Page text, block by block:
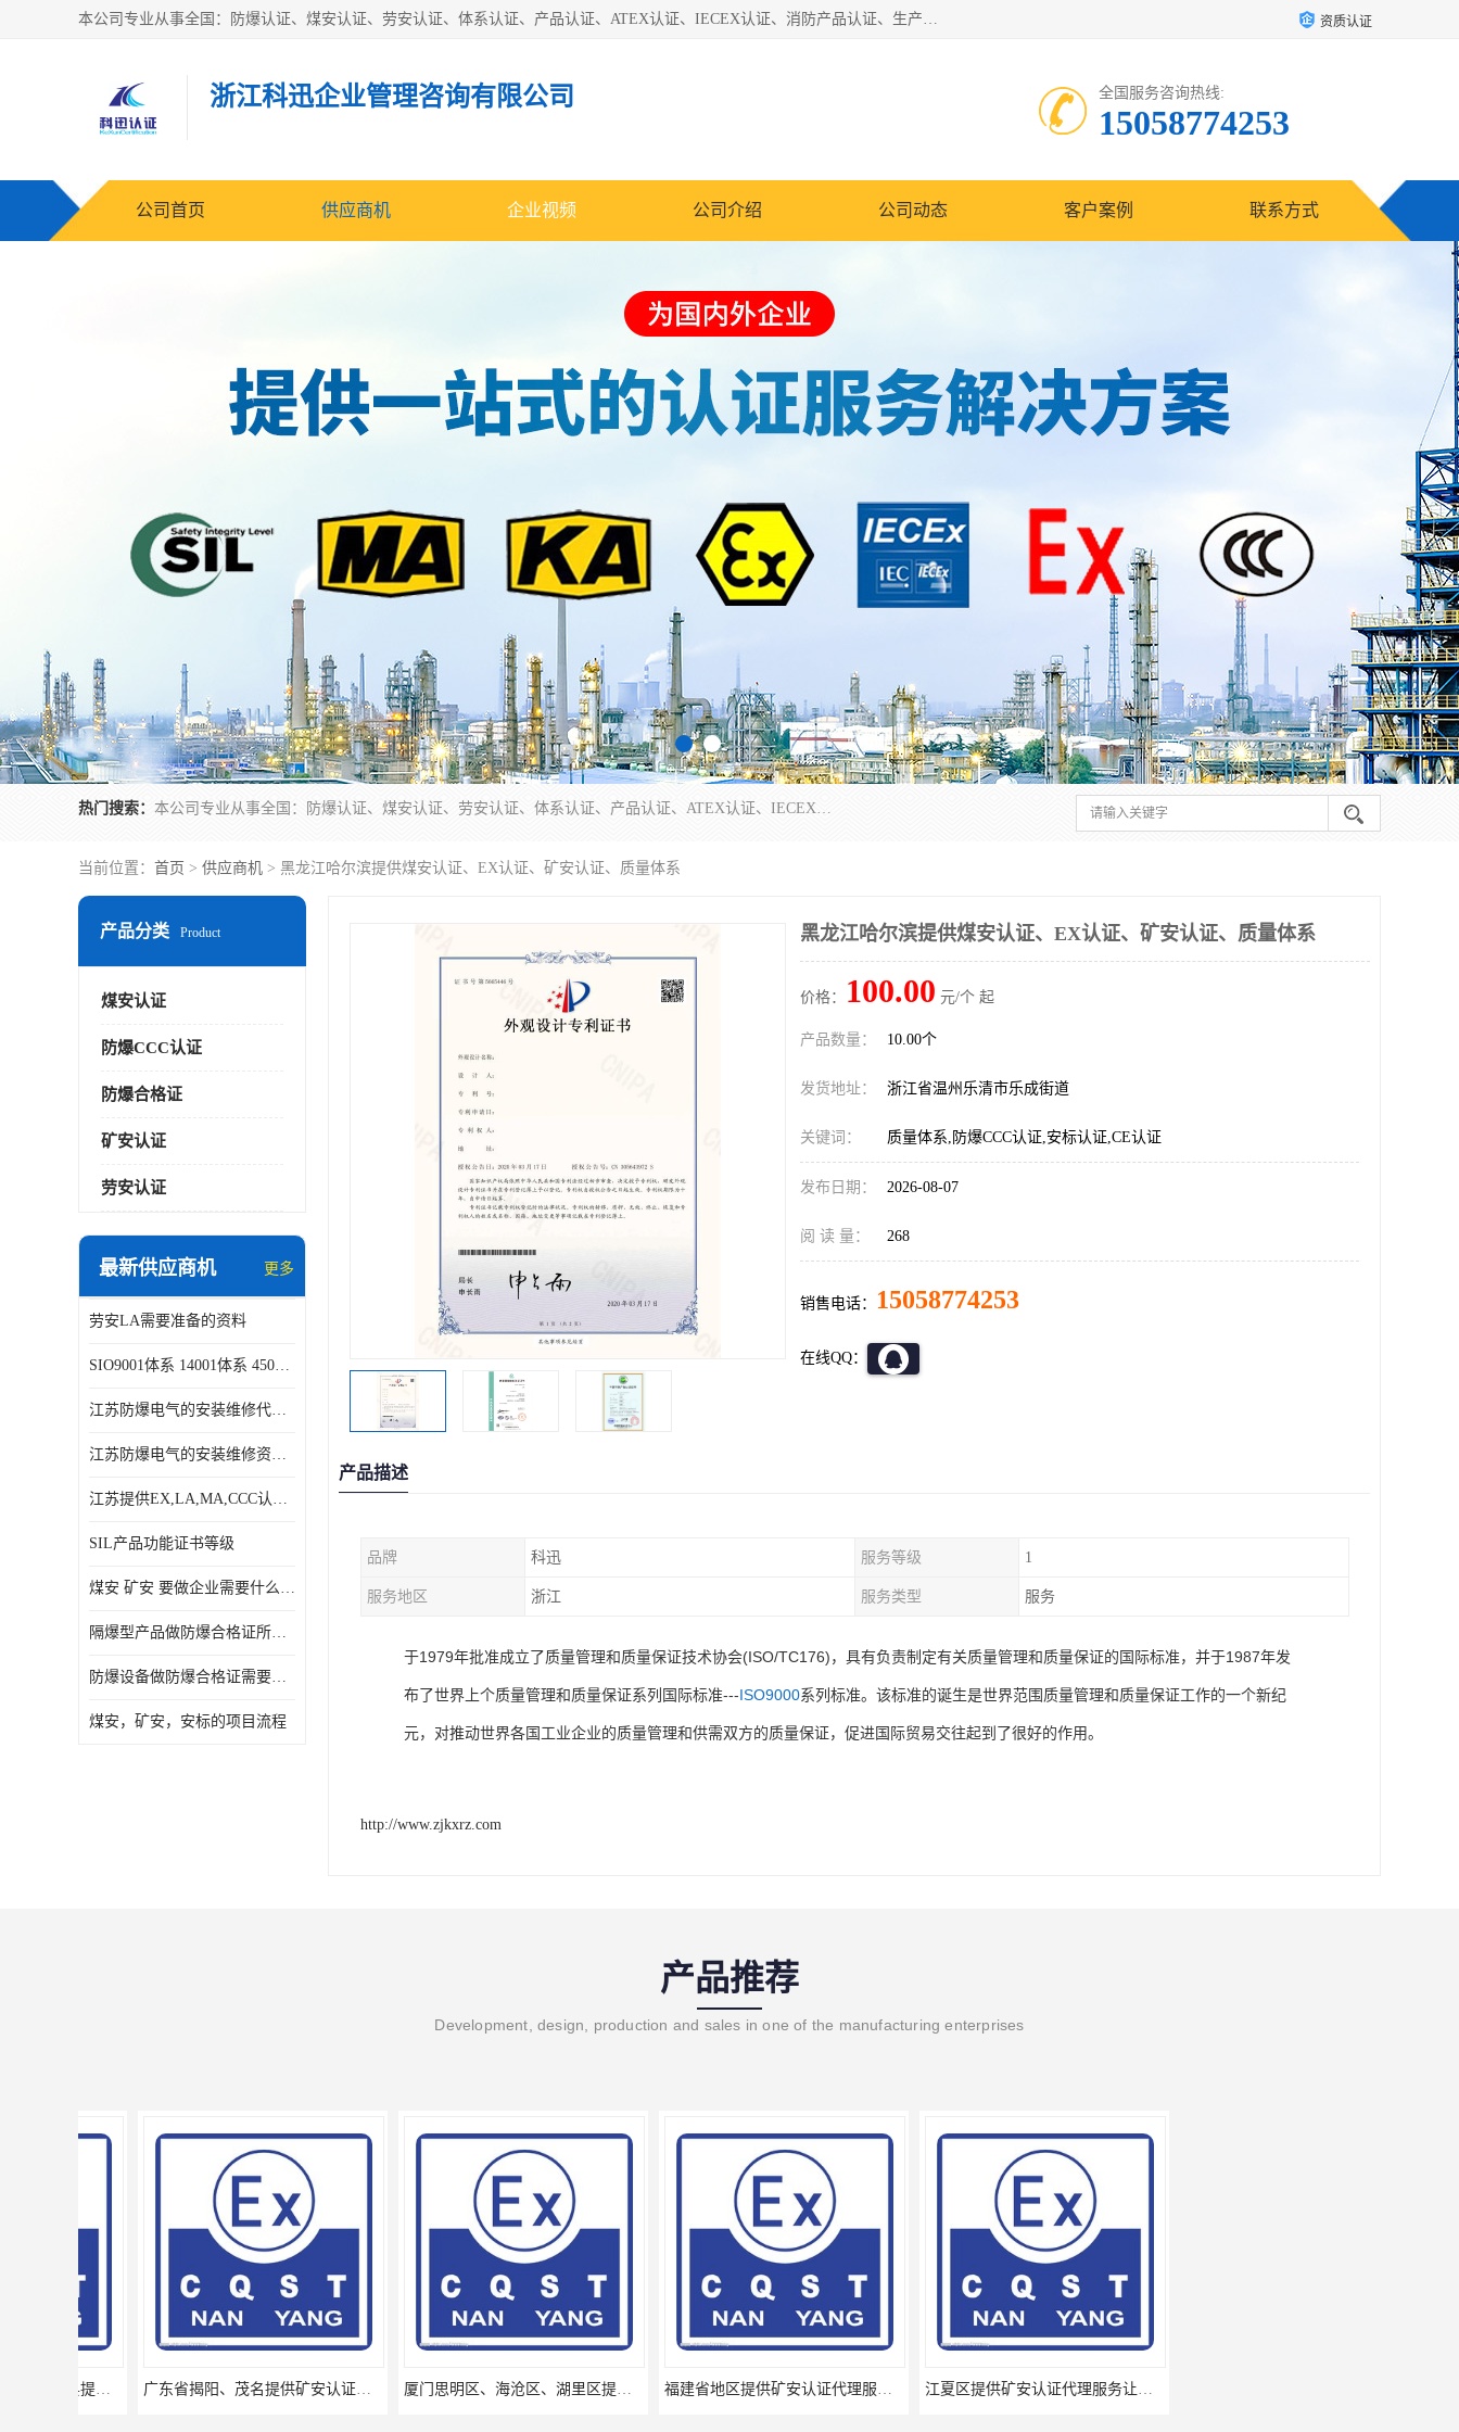
本公司专业从事全国：防爆认证、煤安认证、劳安认证、体系认证、产品认证、ATEX认证、IECEX认证、消防产品认证、生产认可证、验厂指导、认证技术支持、企业管理策划等一站式咨询服务。 用我们的智慧、经验、真诚与勤恳，分享成长的喜悦！ 全国24小时咨询热线：* 认证咨询：张老师（全国*） 资质认证
浙江科迅企业管理咨询有限公司 全国服务咨询热线:
15058774253
公司首页 供应商机 企业视频 公司介绍 公司动态 客户案例 联系方式
热门搜索： 本公司专业从事全国：防爆认证、煤安认证、劳安认证、体系认证、产品认证、ATEX认证、IECEX认证、消防产品认证、生产认可证、验厂指导、认证技术支持、企业管理策划等一站式咨询服务。 用我们的智慧、经验、真诚与勤恳，分享成长的喜悦！ 全国24小时咨询热线：* 认证咨询：张老师（全国*）
当前位置： 首页 > 供应商机 > 黑龙江哈尔滨提供煤安认证、EX认证、矿安认证、质量体系
产品分类 Product
煤安认证
防爆CCC认证
防爆合格证
矿安认证
劳安认证
最新供应商机 更多
劳安LA需要准备的资料
SIO9001体系 14001体系 45001体系认证咨询
江苏防爆电气的安装维修代理代办
江苏防爆电气的安装维修资质证书
江苏提供EX,LA,MA,CCC认证，免费咨询服务
SIL产品功能证书等级
煤安 矿安 要做企业需要什么条件
隔爆型产品做防爆合格证所需资料
防爆设备做防爆合格证需要的资料
煤安，矿安，安标的项目流程
黑龙江哈尔滨提供煤安认证、EX认证、矿安认证、质量体系
价格： 100.00 元/个 起
产品数量： 10.00个
发货地址： 浙江省温州乐清市乐成街道
关键词： 质量体系,防爆CCC认证,安标认证,CE认证
发布日期： 2026-08-07
阅 读 量： 268
销售电话： 15058774253
在线QQ：
产品描述
品牌 科迅 服务等级 1
服务地区 浙江 服务类型 服务
于1979年批准成立了质量管理和质量保证技术协会(ISO/TC176)，具有负责制定有关质量管理和质量保证的国际标准，并于1987年发
布了世界上个质量管理和质量保证系列国际标准---ISO9000系列标准。该标准的诞生是世界范围质量管理和质量保证工作的一个新纪
元，对推动世界各国工业企业的质量管理和供需双方的质量保证，促进国际贸易交往起到了很好的作用。
http://www.zjkxrz.com
产品推荐
Development, design, production and sales in one of the manufacturing enterprises
广东省揭阳、茂名提供矿安认证专业咨询服务机构让你拿本放心省心 厦门思明区、海沧区、湖里区提供矿安认证专业技术服务值得信赖的咨询专家 福建省地区提供矿安认证代理服务让您贴心顺心的专业代理机构 江夏区提供矿安认证代理服务让您贴心顺心的专业代理机构